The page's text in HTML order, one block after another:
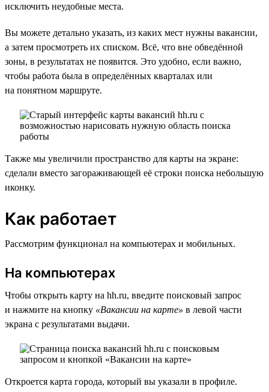
исключить неудобные места.
Вы можете детально указать, из каких мест нужны вакансии,
а затем просмотреть их списком. Всё, что вне обведённой
зоны, в результатах не появится. Это удобно, если важно,
чтобы работа была в определённых кварталах или
на понятном маршруте.
Также мы увеличили пространство для карты на экране:
сделали вместо загораживающей её строки поиска небольшую
иконку.
Как работает
Рассмотрим функционал на компьютерах и мобильных.
На компьютерах
Чтобы открыть карту на hh.ru, введите поисковый запрос
и нажмите на кнопку «Вакансии на карте» в левой части
экрана с результатами выдачи.
Откроется карта города, который вы указали в профиле.